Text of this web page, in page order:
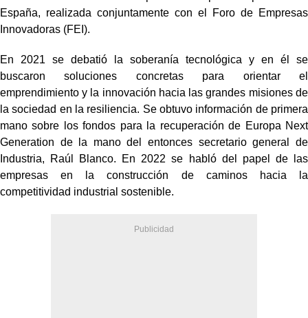
España, realizada conjuntamente con el Foro de Empresas
Innovadoras (FEI).
En 2021 se debatió la soberanía tecnológica y en él se
buscaron soluciones concretas para orientar el
emprendimiento y la innovación hacia las grandes misiones de
la sociedad en la resiliencia. Se obtuvo información de primera
mano sobre los fondos para la recuperación de Europa Next
Generation de la mano del entonces secretario general de
Industria, Raúl Blanco. En 2022 se habló del papel de las
empresas en la construcción de caminos hacia la
competitividad industrial sostenible.